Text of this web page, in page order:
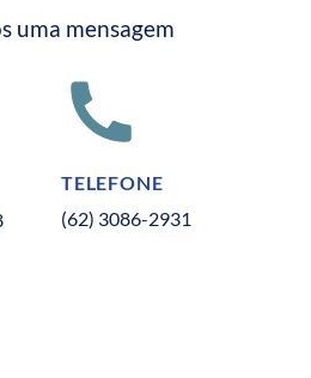
uma mensagem
TELEFONE
(62) 3086-2931